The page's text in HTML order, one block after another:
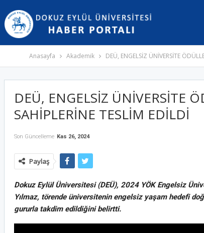
atla
atla
Anasayfa Akademik DEÜ, ENGELSİZ ÜNİVERSİTE
DEÜ, ENGELSİZ ÜNİVERSİTE
SAHİPLERİNE TESLİM EDİLDİ
Son Güncelleme Kas 26, 2024
Paylaş
Dokuz Eylül Üniversitesi (DEÜ), 2024 YÖK Engelsiz
Yılmaz, törende üniversitenin engelsiz yaşam hedefi
gururla takdim edildiğini belirtti.